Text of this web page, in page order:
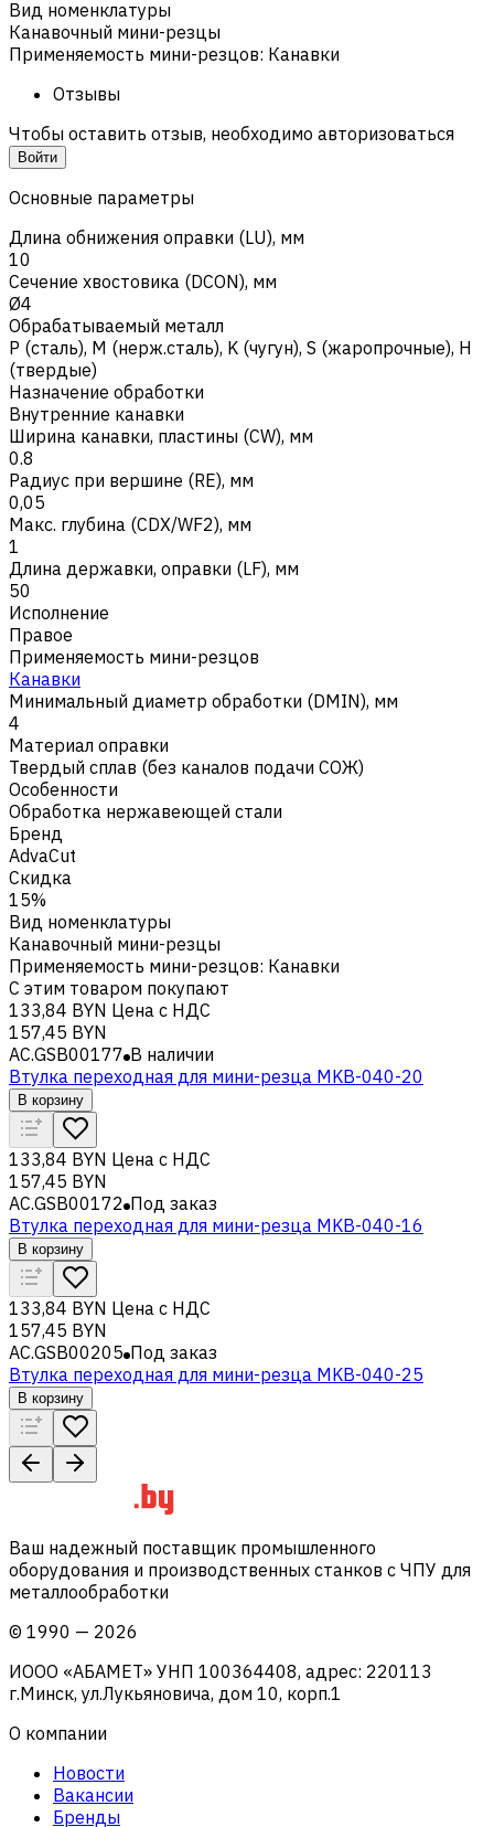
Вид номенклатуры
Канавочный мини-резцы
Применяемость мини-резцов: Канавки
Отзывы
Чтобы оставить отзыв, необходимо авторизоваться
Войти
Основные параметры
Длина обнижения оправки (LU), мм
10
Сечение хвостовика (DCON), мм
Ø4
Обрабатываемый металл
Р (сталь), M (нерж.сталь), K (чугун), S (жаропрочные), H
(твердые)
Назначение обработки
Внутренние канавки
Ширина канавки, пластины (CW), мм
0.8
Радиус при вершине (RE), мм
0,05
Макс. глубина (CDX/WF2), мм
1
Длина державки, оправки (LF), мм
50
Исполнение
Правое
Применяемость мини-резцов
Канавки
Минимальный диаметр обработки (DMIN), мм
4
Материал оправки
Твердый сплав (без каналов подачи СОЖ)
Особенности
Обработка нержавеющей стали
Бренд
AdvaCut
Скидка
15%
Вид номенклатуры
Канавочный мини-резцы
Применяемость мини-резцов: Канавки
С этим товаром покупают
133,84 BYN Цена с НДС
157,45 BYN
AC.GSB00177 В наличии
Втулка переходная для мини-резца MKB-040-20
В корзину
133,84 BYN Цена с НДС
157,45 BYN
AC.GSB00172 Под заказ
Втулка переходная для мини-резца MKB-040-16
В корзину
133,84 BYN Цена с НДС
157,45 BYN
AC.GSB00205 Под заказ
Втулка переходная для мини-резца MKB-040-25
В корзину
Ваш надежный поставщик промышленного
оборудования и производственных станков с ЧПУ для
металлообработки
© 1990 — 2026
ИООО «АБАМЕТ» УНП 100364408, адрес: 220113
г.Минск, ул.Лукьяновича, дом 10, корп.1
О компании
Новости
Вакансии
Бренды